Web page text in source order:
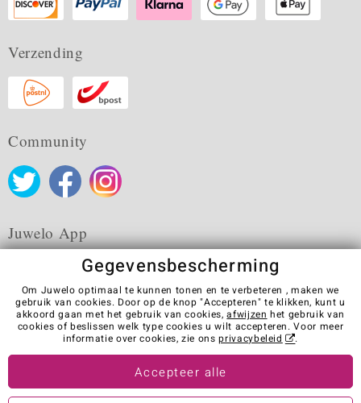
Verzending
Community
Juwelo App
Algemene verkoopvoorwaarden Privacybeleid
Cookies
Colofon
Contact
Contract herroepen
Visit our stores in other countries:
Gegevensbescherming
Om Juwelo optimaal te kunnen tonen en te verbeteren , maken we
gebruik van cookies. Door op de knop "Accepteren" te klikken, kunt u
akkoord gaan met het gebruik van cookies,afwijzen het gebruik van
cookies of beslissen welk type cookies u wilt accepteren. Voor meer
informatie over cookies, zie onsprivacybeleid .
Accepteer alle